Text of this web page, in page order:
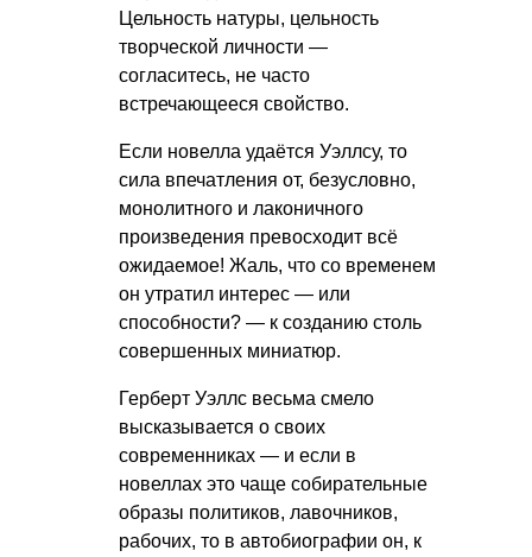
Цельность натуры, цельность
творческой личности —
согласитесь, не часто
встречающееся свойство.
Если новелла удаётся Уэллсу, то
сила впечатления от, безусловно,
монолитного и лаконичного
произведения превосходит всё
ожидаемое! Жаль, что со временем
он утратил интерес — или
способности? — к созданию столь
совершенных миниатюр.
Герберт Уэллс весьма смело
высказывается о своих
современниках — и если в
новеллах это чаще собирательные
образы политиков, лавочников,
рабочих, то в автобиографии он, к